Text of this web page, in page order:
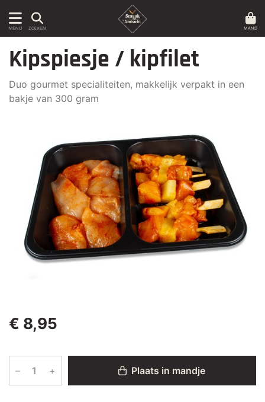
MENU ZOEKEN MAND
Kipspiesje / kipfilet
Duo gourmet specialiteiten, makkelijk verpakt in een
bakje van 300 gram
€ 8,95
– + Plaats in mandje